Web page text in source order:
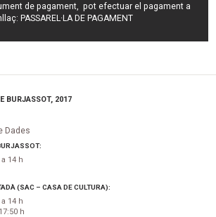
de pagament, pot efectuar el pagament a
PASSAREL·LA DE PAGAMENT
BURJASSOT, 2017
Dades
14 h
(SAC – CASA DE CULTURA):
14 h
h